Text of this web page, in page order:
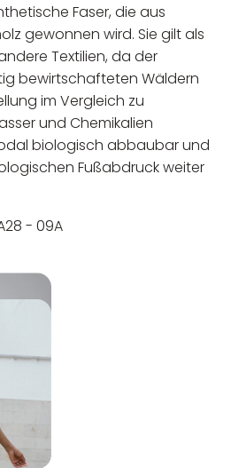
Faser, die aus
gewonnen wird. Sie gilt als
Textilien, da der
bewirtschafteten Wäldern
im Vergleich zu
und Chemikalien
biologisch abbaubar und
Fußabdruck weiter
- 09A
30°C
verantwortlicher